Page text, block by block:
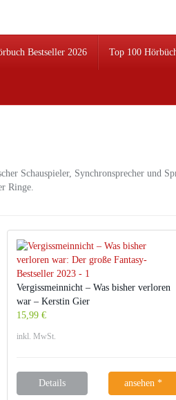
Bestseller 2026 Top 100
Schauspieler, Synchronsprecher und
Ringe.
Vergissmeinnicht – Was bisher verloren
war – Kerstin Gier
15,99 €
inkl. MwSt.
Details ansehen *